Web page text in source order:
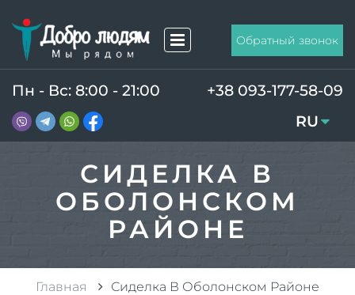
Обратный звонок
Пн - Вс: 8:00 - 21:00
+38 093-177-58-09
RU
UA
СИДЕЛКА В
ОБОЛОНСКОМ
РАЙОНЕ
Главная Сиделка В Оболонском Районе